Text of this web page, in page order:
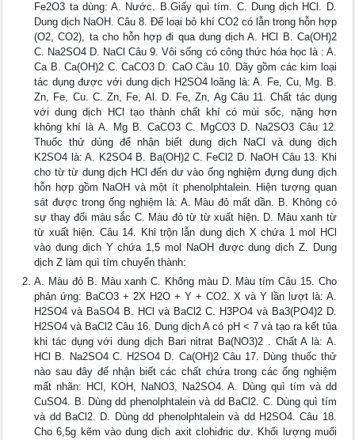
Fe2O3 ta dùng: A. Nước. B.Giấy quì tím. C. Dung dịch HCl. D.
Dung dịch NaOH. Câu 8. Để loại bỏ khí CO2 có lẫn trong hỗn hợp
(O2, CO2), ta cho hỗn hợp đi qua dung dịch A. HCl B. Ca(OH)2
C. Na2SO4 D. NaCl Câu 9. Vôi sống có công thức hóa học là : A.
Ca B. Ca(OH)2 C. CaCO3 D. CaO Câu 10. Dãy gồm các kim loại
tác dụng được với dung dịch H2SO4 loãng là: A. Fe, Cu, Mg. B.
Zn, Fe, Cu. C. Zn, Fe, Al. D. Fe, Zn, Ag Câu 11. Chất tác dụng
với dung dịch HCl tạo thành chất khí có mùi sốc, nặng hơn
không khí là A. Mg B. CaCO3 C. MgCO3 D. Na2SO3 Câu 12.
Thuốc thử dùng để nhận biết dung dịch NaCl và dung dịch
K2SO4 là: A. K2SO4 B. Ba(OH)2 C. FeCl2 D. NaOH Câu 13. Khi
cho từ từ dung dịch HCl đến dư vào ống nghiệm đựng dung dịch
hỗn hợp gồm NaOH và một ít phenolphtalein. Hiện tượng quan
sát được trong ống nghiệm là: A. Màu đỏ mất dần. B. Không có
sự thay đổi màu sắc C. Màu đỏ từ từ xuất hiện. D. Màu xanh từ
từ xuất hiện. Câu 14. Khi trộn lẫn dung dịch X chứa 1 mol HCl
vào dung dịch Y chứa 1,5 mol NaOH được dung dịch Z. Dung
dịch Z làm quì tím chuyển thành:
A. Màu đỏ B. Màu xanh C. Không màu D. Màu tím Câu 15. Cho
phản ứng: BaCO3 + 2X H2O + Y + CO2. X và Y lần lượt là: A.
H2SO4 và BaSO4 B. HCl và BaCl2 C. H3PO4 và Ba3(PO4)2 D.
H2SO4 và BaCl2 Câu 16. Dung dịch A có pH < 7 và tạo ra kết tủa
khi tác dụng với dung dịch Bari nitrat Ba(NO3)2 . Chất A là: A.
HCl B. Na2SO4 C. H2SO4 D. Ca(OH)2 Câu 17. Dùng thuốc thử
nào sau đây để nhận biết các chất chứa trong các ống nghiệm
mất nhãn: HCl, KOH, NaNO3, Na2SO4. A. Dùng quì tím và dd
CuSO4. B. Dùng dd phenolphtalein và dd BaCl2. C. Dùng quì tím
và dd BaCl2. D. Dùng dd phenolphtalein và dd H2SO4. Câu 18.
Cho 6,5g kẽm vào dung dịch axit clohiđric dư. Khối lượng muối